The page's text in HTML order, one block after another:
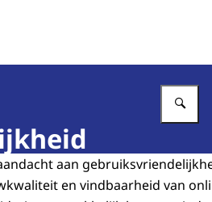
Nederlandse Zorgautoriteit
aan
en vindbaarheid van